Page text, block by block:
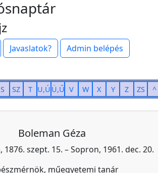
Javaslatok? Admin belépés
S SZ T U,Ú Ü,Ű V W X Y Z ZS ^
Boleman Géza
1876. szept. 15. – Sopron, 1961. dec. 20.
műegyetemi tanár